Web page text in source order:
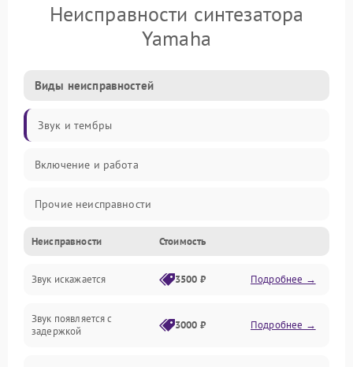
Неисправности синтезатора
Yamaha
Виды неисправностей
Звук и тембры
Включение и работа
Прочие неисправности
Управление и электроника
Клавиатура
Подключения и интерфейсы
Неисправности Стоимость
Звук искажается 3500 ₽ Подробнее →
Звук появляется с
задержкой
3000 ₽ Подробнее →